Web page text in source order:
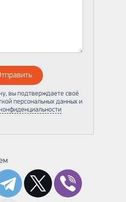
вы подтверждаете своё
персональных данных и